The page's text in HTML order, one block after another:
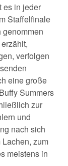
es in jeder
Staffelfinale
verfolgen
eine große
Summers
zur
und
nach sich
zum
meistens in